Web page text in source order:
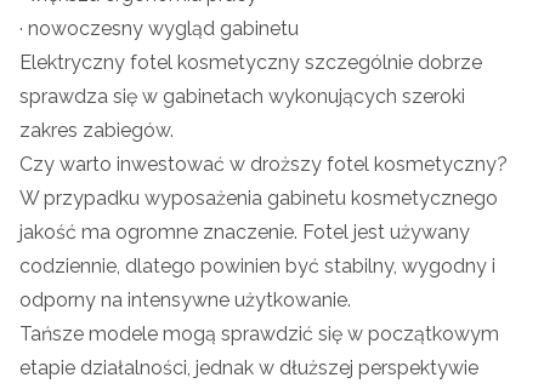
· nowoczesny wygląd gabinetu
Elektryczny fotel kosmetyczny szczególnie dobrze
sprawdza się w gabinetach wykonujących szeroki
zakres zabiegów.
Czy warto inwestować w droższy fotel kosmetyczny?
W przypadku wyposażenia gabinetu kosmetycznego
jakość ma ogromne znaczenie. Fotel jest używany
codziennie, dlatego powinien być stabilny, wygodny i
odporny na intensywne użytkowanie.
Tańsze modele mogą sprawdzić się w początkowym
etapie działalności, jednak w dłuższej perspektywie